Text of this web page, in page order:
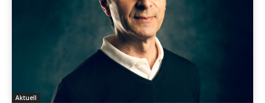
Aktuell